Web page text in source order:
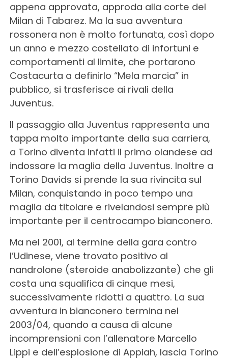
appena approvata, approda alla corte del
Milan di Tabarez. Ma la sua avventura
rossonera non è molto fortunata, così dopo
un anno e mezzo costellato di infortuni e
comportamenti al limite, che portarono
Costacurta a definirlo “Mela marcia” in
pubblico, si trasferisce ai rivali della
Juventus.
Il passaggio alla Juventus rappresenta una
tappa molto importante della sua carriera,
a Torino diventa infatti il primo olandese ad
indossare la maglia della Juventus. Inoltre a
Torino Davids si prende la sua rivincita sul
Milan, conquistando in poco tempo una
maglia da titolare e rivelandosi sempre più
importante per il centrocampo bianconero.
Ma nel 2001, al termine della gara contro
l’Udinese, viene trovato positivo al
nandrolone (steroide anabolizzante) che gli
costa una squalifica di cinque mesi,
successivamente ridotti a quattro. La sua
avventura in bianconero termina nel
2003/04, quando a causa di alcune
incomprensioni con l’allenatore Marcello
Lippi e dell’esplosione di Appiah, lascia Torino